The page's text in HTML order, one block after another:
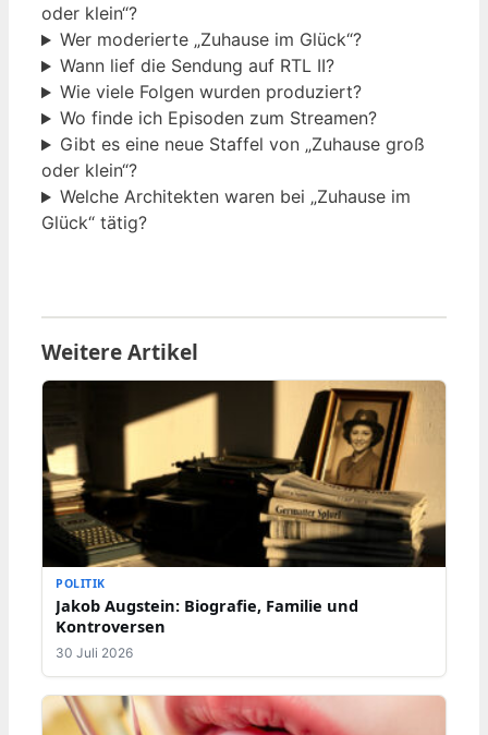
oder klein“?
Wer moderierte „Zuhause im Glück“?
Wann lief die Sendung auf RTL II?
Wie viele Folgen wurden produziert?
Wo finde ich Episoden zum Streamen?
Gibt es eine neue Staffel von „Zuhause groß
oder klein“?
Welche Architekten waren bei „Zuhause im
Glück“ tätig?
Weitere Artikel
POLITIK
Jakob Augstein: Biografie, Familie und
Kontroversen
30 Juli 2026